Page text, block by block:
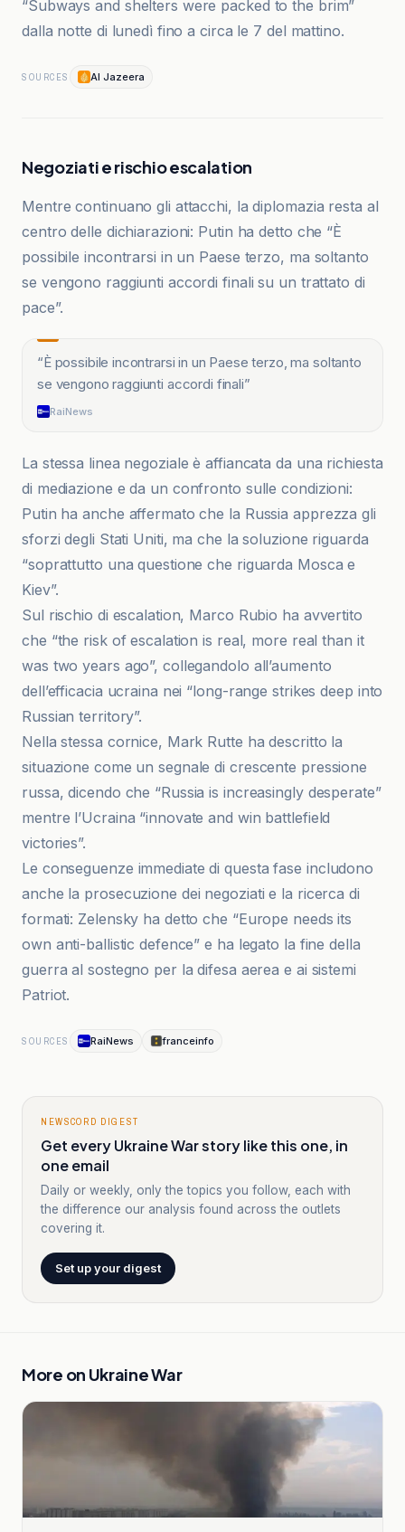
“Subways and shelters were packed to the brim”
dalla notte di lunedì fino a circa le 7 del mattino.
SOURCES Al Jazeera
Negoziati e rischio escalation
Mentre continuano gli attacchi, la diplomazia resta al
centro delle dichiarazioni: Putin ha detto che “È
possibile incontrarsi in un Paese terzo, ma soltanto
se vengono raggiunti accordi finali su un trattato di
pace”.
“È possibile incontrarsi in un Paese terzo, ma soltanto
se vengono raggiunti accordi finali”
RaiNews
La stessa linea negoziale è affiancata da una richiesta
di mediazione e da un confronto sulle condizioni:
Putin ha anche affermato che la Russia apprezza gli
sforzi degli Stati Uniti, ma che la soluzione riguarda
“soprattutto una questione che riguarda Mosca e
Kiev”.
Sul rischio di escalation, Marco Rubio ha avvertito
che “the risk of escalation is real, more real than it
was two years ago”, collegandolo all’aumento
dell’efficacia ucraina nei “long-range strikes deep into
Russian territory”.
Nella stessa cornice, Mark Rutte ha descritto la
situazione come un segnale di crescente pressione
russa, dicendo che “Russia is increasingly desperate”
mentre l’Ucraina “innovate and win battlefield
victories”.
Le conseguenze immediate di questa fase includono
anche la prosecuzione dei negoziati e la ricerca di
formati: Zelensky ha detto che “Europe needs its
own anti-ballistic defence” e ha legato la fine della
guerra al sostegno per la difesa aerea e ai sistemi
Patriot.
SOURCES RaiNews franceinfo
NEWSCORD DIGEST
Get every Ukraine War story like this one, in
one email
Daily or weekly, only the topics you follow, each with
the difference our analysis found across the outlets
covering it.
Set up your digest
More on Ukraine War